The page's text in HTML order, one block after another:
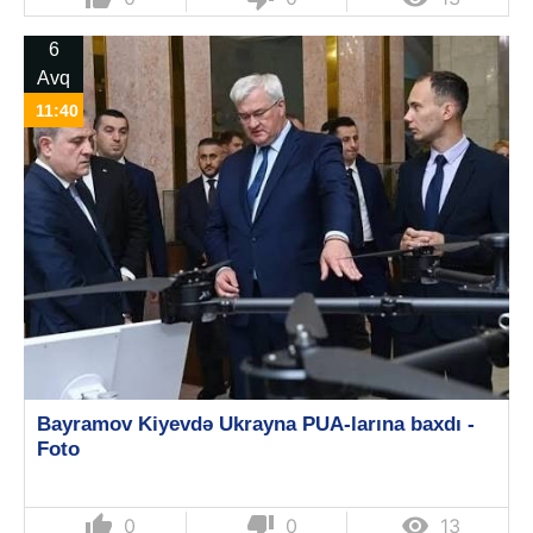
6
Avq
11:40
Bayramov Kiyevdə Ukrayna PUA-larına baxdı -
Foto
thumb_up 0 thumb_down 0  13